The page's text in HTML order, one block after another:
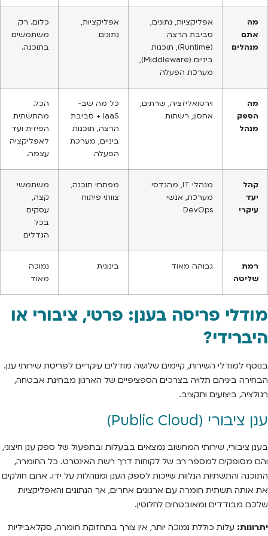
מה
אתם
מנהלים
אפליקציות, נתונים,
סביבת הרצה
(Runtime), תוכנות
ביניים (Middleware),
מערכת הפעלה
אפליקציות,
נתונים
כלום. רק
משתמשים
בתוכנה.
מה
הספק
מנהל
וירטואליזציה, שרתים,
אחסון, רשתות
כל מה שב-
IaaS + סביבת
הרצה, תוכנות
ביניים, מערכת
הפעלה
הכל.
מהתשתית
הפיזית ועד
לאפליקציה
עצמה.
קהל
יעד
עיקרי
מנהלי IT, מהנדסי
מערכת, אנשי
DevOps
מפתחי תוכנה,
צוותי פיתוח
משתמשי
קצה,
עסקים
בכל
הגדלים
רמת
שליטה
גבוהה מאוד בינונית
נמוכה
מאוד
מודלי פריסה בענן: פרטי, ציבורי או
היברידי?
בנוסף למודלי השירות, קיימים שלושה מודלים עיקריים לפריסת שירותי ענן.
הבחירה ביניהם תלויה בצרכים הספציפיים של הארגון מבחינת אבטחה,
רגולציה, ביצועים ותקציב.
ענן ציבורי (Public Cloud)
בענן ציבורי, שירותי המחשוב נמצאים בבעלות ובתפעול של ספק ענן חיצוני,
והם מסופקים למספר רב של לקוחות דרך רשת האינטרט. כל החומרה,
התוכנה והתשתיות הנלוות שייכות לספק הענן ומנוהלות על ידו. אתם חולקים
את אותה תשתית חומרה עם ארגונים אחרים, אך הנתונים והאפליקציות
שלכם מבודדים ומאובטחים לחלוטין.
יתרונות: עלות כוללת נמוכה יותר, אין צורך בתחזוקת חומרה, סקלאביליות